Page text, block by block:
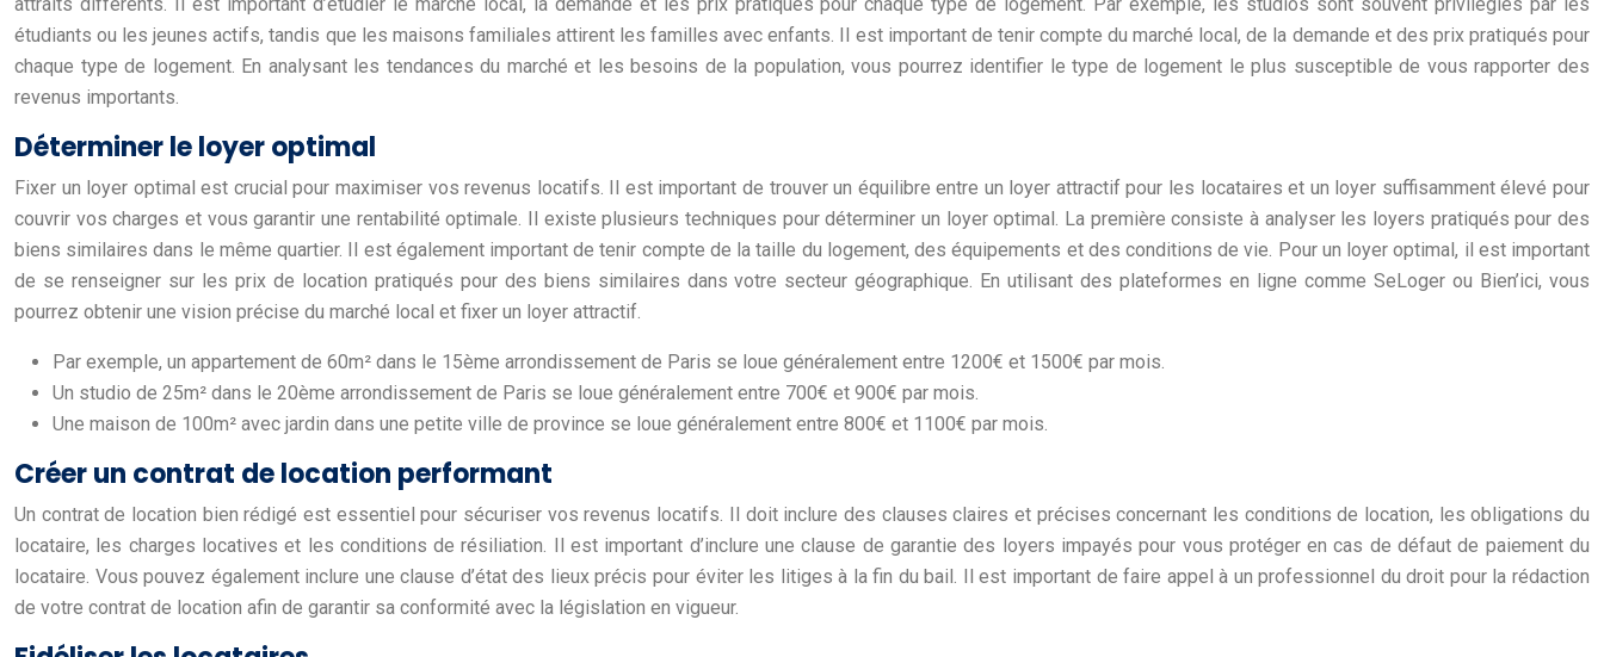
étudiants ou les jeunes actifs, tandis que les maisons familiales attirent les familles avec enfants. Il est important de tenir compte du marché local, de la demande et des prix pratiqués pour
chaque type de logement. En analysant les tendances du marché et les besoins de la population, vous pourrez identifier le type de logement le plus susceptible de vous rapporter des
revenus importants.
Déterminer le loyer optimal
Fixer un loyer optimal est crucial pour maximiser vos revenus locatifs. Il est important de trouver un équilibre entre un loyer attractif pour les locataires et un loyer suffisamment élevé pour
couvrir vos charges et vous garantir une rentabilité optimale. Il existe plusieurs techniques pour déterminer un loyer optimal. La première consiste à analyser les loyers pratiqués pour des
biens similaires dans le même quartier. Il est également important de tenir compte de la taille du logement, des équipements et des conditions de vie. Pour un loyer optimal, il est important
de se renseigner sur les prix de location pratiqués pour des biens similaires dans votre secteur géographique. En utilisant des plateformes en ligne comme SeLoger ou Bien’ici, vous
pourrez obtenir une vision précise du marché local et fixer un loyer attractif.
Par exemple, un appartement de 60m² dans le 15ème arrondissement de Paris se loue généralement entre 1200€ et 1500€ par mois.
Un studio de 25m² dans le 20ème arrondissement de Paris se loue généralement entre 700€ et 900€ par mois.
Une maison de 100m² avec jardin dans une petite ville de province se loue généralement entre 800€ et 1100€ par mois.
Créer un contrat de location performant
Un contrat de location bien rédigé est essentiel pour sécuriser vos revenus locatifs. Il doit inclure des clauses claires et précises concernant les conditions de location, les obligations du
locataire, les charges locatives et les conditions de résiliation. Il est important d’inclure une clause de garantie des loyers impayés pour vous protéger en cas de défaut de paiement du
locataire. Vous pouvez également inclure une clause d’état des lieux précis pour éviter les litiges à la fin du bail. Il est important de faire appel à un professionnel du droit pour la rédaction
de votre contrat de location afin de garantir sa conformité avec la législation en vigueur.